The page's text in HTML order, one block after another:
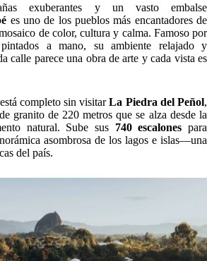
exuberantes y un vasto embalse
es uno de los pueblos más encantadores de
de color, cultura y calma. Famoso por
a mano, su ambiente relajado y
calle parece una obra de arte y cada vista es
completo sin visitarLa Piedra del Peñol,
granito de 220 metros que se alza desde la
natural. Sube sus 740 escalones para
asombrosa de los lagos e islas—una
del país.